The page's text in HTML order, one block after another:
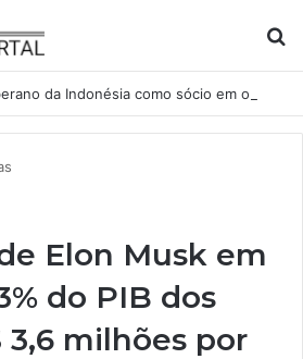
Elon Musk em
do PIB dos
3,6 milhões por